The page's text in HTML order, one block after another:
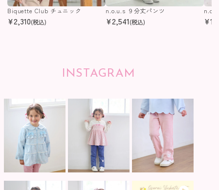
Biquette Club チュニック
¥2,310(税込)
n.o.u.s ９分丈パンツ
¥2,541(税込) ¥
INSTAGRAM